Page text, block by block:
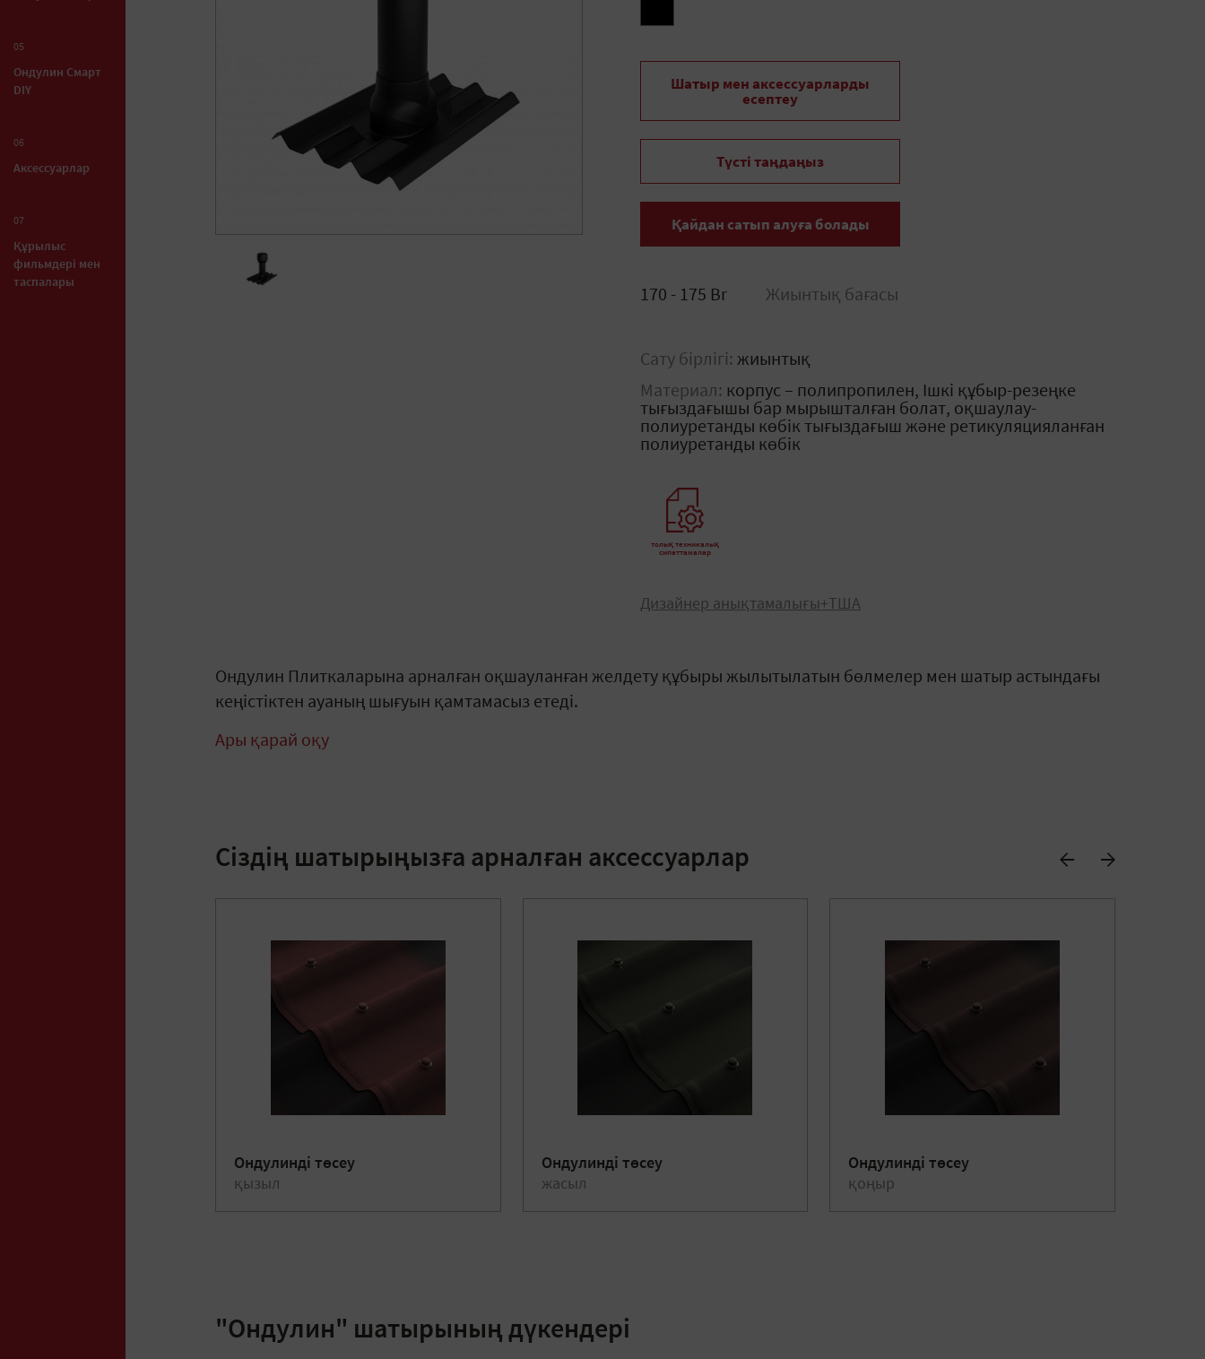
05
Ондулин Смарт
DIY
06
Аксессуарлар
07
Құрылыс
фильмдері мен
таспалары
Шатыр мен аксессуарларды
есептеу
Түсті таңдаңыз
Қайдан сатып алуға болады
170 - 175 Br Жиынтық бағасы
Сату бірлігі: жиынтық
Материал: корпус – полипропилен, Ішкі құбыр-резеңке
тығыздағышы бар мырышталған болат, оқшаулау-
полиуретанды көбік тығыздағыш және ретикуляцияланған
полиуретанды көбік
толық техникалық
сипаттамалар
Дизайнер анықтамалығы+ТША
Ондулин Плиткаларына арналған оқшауланған желдету құбыры жылытылатын бөлмелер мен шатыр астындағы
кеңістіктен ауаның шығуын қамтамасыз етеді.
Ары қарай оқу
Сіздің шатырыңызға арналған аксессуарлар
Ондулинді төсеу
қызыл
Ондулинді төсеу
жасыл
Ондулинді төсеу
қоңыр
"Ондулин" шатырының дүкендері